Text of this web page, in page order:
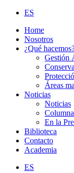
ES
Home
Nosotros
¿Qué
Gestión
Áreas
Noticias
Noticias
En la
Biblioteca
Contacto
Academia
ES